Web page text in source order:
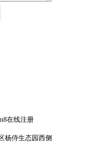
在线注册
杨侍生态园西侧